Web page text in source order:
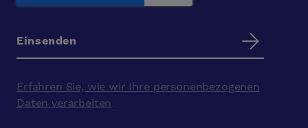
Erfahren Sie, wie wir Ihre personenbezogenen
Daten verarbeiten